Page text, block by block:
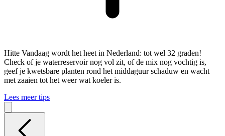
Hitte Vandaag wordt het heet in Nederland: tot wel 32 graden!
Check of je waterreservoir nog vol zit, of de mix nog vochtig is,
geef je kwetsbare planten rond het middaguur schaduw en wacht
met zaaien tot het weer wat koeler is.
Lees meer tips